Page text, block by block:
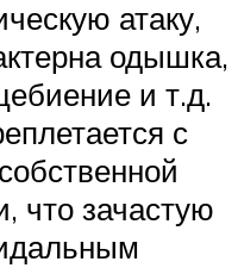
атаку,
одышка,
и т.д.
с
что зачастую